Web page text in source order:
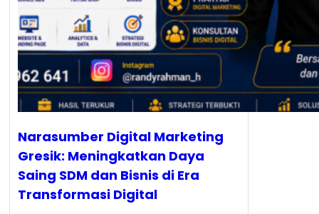
Narasumber Digital Marketing
Gresik: Meningkatkan Daya
Saing SDM dan Bisnis di Era
Transformasi Digital